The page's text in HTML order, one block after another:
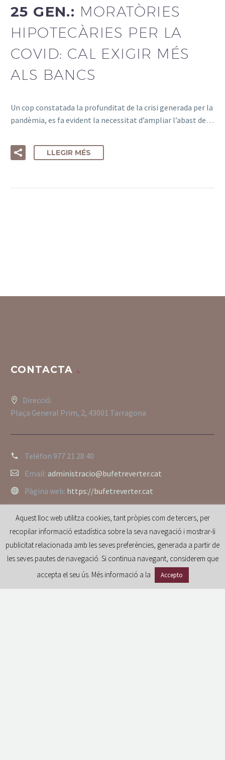
25 GEN.: MORATÒRIES
HIPOTECÀRIES PER LA
COVID: CAL EXIGIR MÉS
ALS BANCS
Un cop constatada la profunditat de la crisi generada per la
pandèmia, es fa evident la necessitat d’ampliar l’abast de…
LLEGIR MÉS
CONTACTA
Direcció:
Plaça General Prim, 2, 43001 Tarragona
Teléfon 977 21 28 40
Email: administracio@bufetreverter.cat
Pàgina web: https://bufetreverter.cat
Aquest lloc web utilitza cookies, tant pròpies com de tercers, per
recopilar informació estadística sobre la seva navegació i mostrar-li
publicitat relacionada amb les seves preferències, generada a partir de
les seves pautes de navegació. Si continua navegant, considerem que
accepta el seu ús. Més informació a la
Accepto